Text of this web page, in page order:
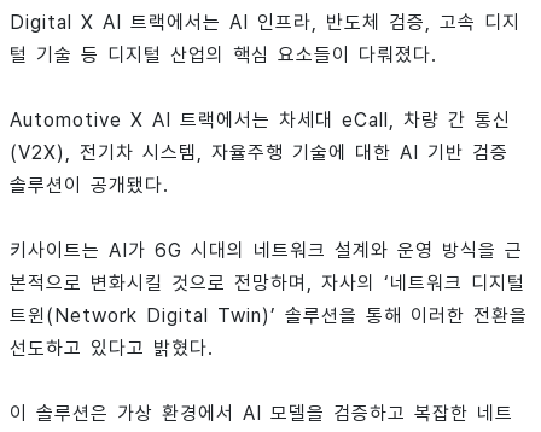
Digital X AI 트랙에서는 AI 인프라, 반도체 검증, 고속 디지
털 기술 등 디지털 산업의 핵심 요소들이 다뤄졌다.
Automotive X AI 트랙에서는 차세대 eCall, 차량 간 통신
(V2X), 전기차 시스템, 자율주행 기술에 대한 AI 기반 검증
솔루션이 공개됐다.
키사이트는 AI가 6G 시대의 네트워크 설계와 운영 방식을 근
본적으로 변화시킬 것으로 전망하며, 자사의 ‘네트워크 디지털
트윈(Network Digital Twin)’ 솔루션을 통해 이러한 전환을
선도하고 있다고 밝혔다.
이 솔루션은 가상 환경에서 AI 모델을 검증하고 복잡한 네트